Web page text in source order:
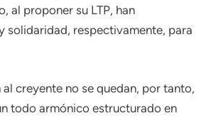
al proponer su LTP, han
solidaridad, respectivamente, para
creyente no se quedan, por tanto,
todo armónico estructurado en